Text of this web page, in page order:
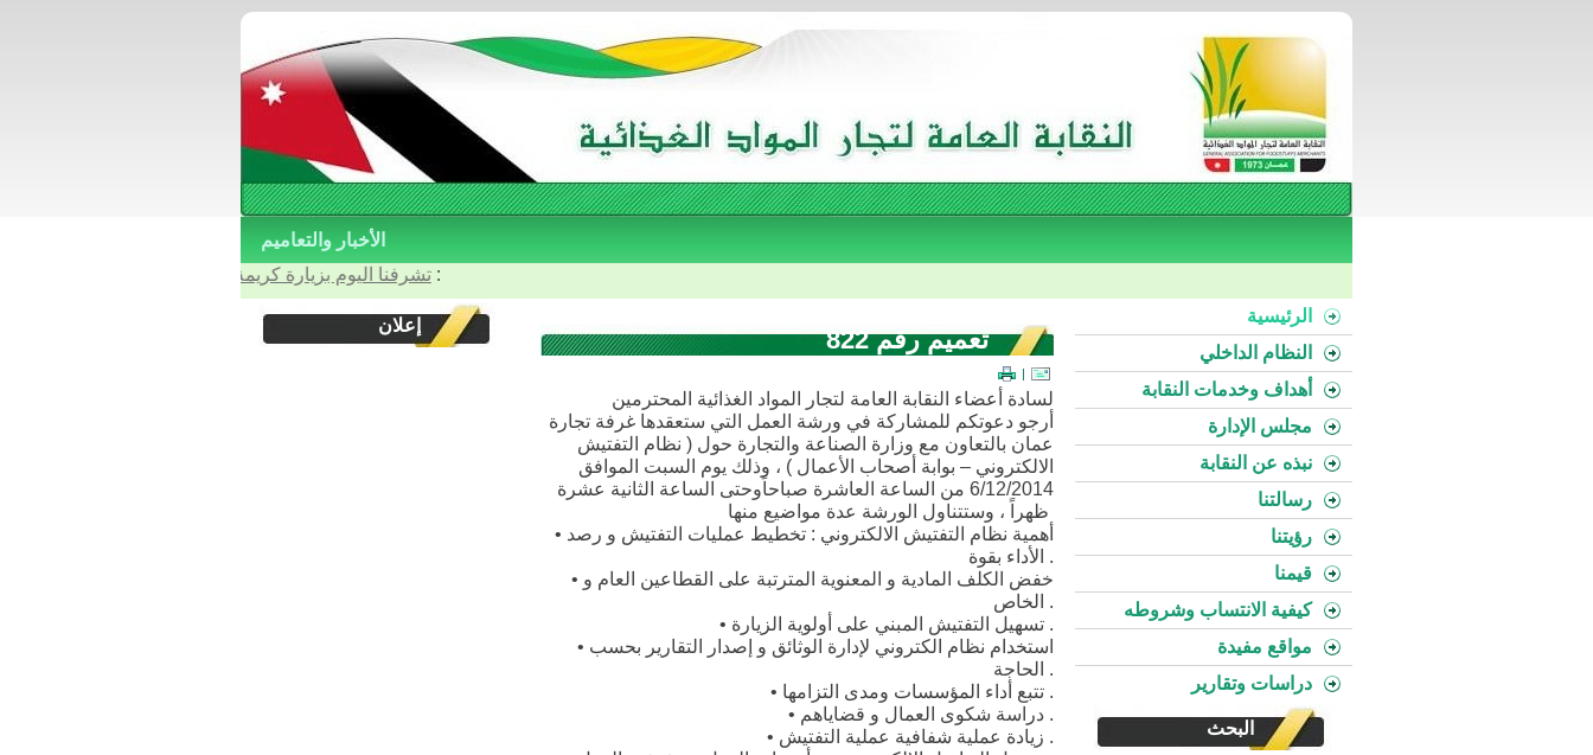
الأخبار والتعاميم
تشرفنا اليوم بزيارة كريمة من أربعة أصدقاء وأخوة
إعلان تعميم رقم 822
|
لسادة أعضاء النقابة العامة لتجار المواد الغذائية المحترمين
أرجو دعوتكم للمشاركة في ورشة العمل التي ستعقدها غرفة تجارة
عمان بالتعاون مع وزارة الصناعة والتجارة حول ( نظام التفتيش
الالكتروني – بوابة أصحاب الأعمال ) ، وذلك يوم السبت الموافق
6/12/2014 من الساعة العاشرة صباحاًوحتى الساعة الثانية عشرة
• أهمية نظام التفتيش الالكتروني : تخطيط عمليات التفتيش و رصد
الأداء بقوة .
• خفض الكلف المادية و المعنوية المترتبة على القطاعين العام و
الخاص .
• تسهيل التفتيش المبني على أولوية الزيارة .
• استخدام نظام الكتروني لإدارة الوثائق و إصدار التقارير بحسب
الحاجة .
• تتبع أداء المؤسسات ومدى التزامها .
• دراسة شكوى العمال و قضاياهم .
• زيادة عملية شفافية عملية التفتيش .
الرئيسية
النظام الداخلي
أهداف وخدمات النقابة
مجلس الإدارة
نبذه عن النقابة
رسالتنا
رؤيتنا
قيمنا
كيفية الانتساب وشروطه
مواقع مفيدة
دراسات وتقارير
البحث